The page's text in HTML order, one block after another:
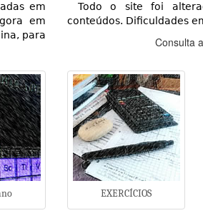
em
em
para
Todo o site foi
conteúdos. Dificuldades
Consulta
EXERCÍCIOS